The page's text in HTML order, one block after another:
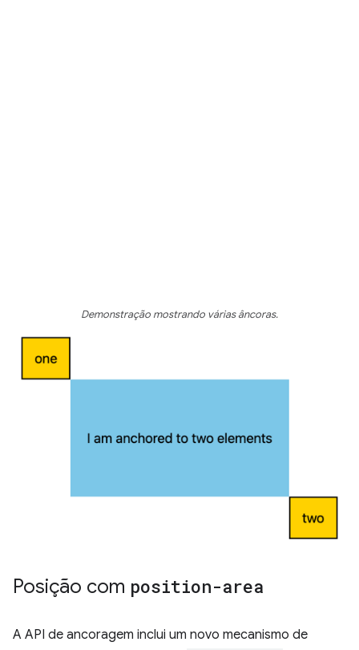
Demonstração mostrando várias âncoras.
Posição com position-area
A API de ancoragem inclui um novo mecanismo de